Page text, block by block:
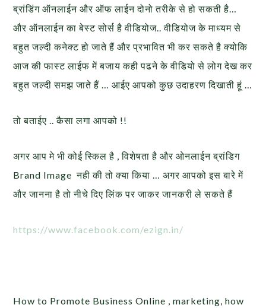
ब्रांडिंग ऑनलाईन और ऑफ लाईन दोनो तरीके से हो सकती है…
और ऑनलाईन का बेस्ट सोर्स है वीडियोज.. वीडियोज के माध्यम से
बहुत जल्दी कनेक्ट हो जाते हैं और प्रभावित भी कर सकते है क्योकि
आज की फास्ट लाईफ में बजाय कही पढने के वीडियो से लोग देख कर
बहुत जल्दी समझ जाते हैं … आईए आपको कुछ उदाहरण दिखाती हूं …
तो बताईए .. कैसा लगा आपको !!
अगर आप मे भी कोई स्किल है , विशेषता है और ओनलाईन ब्रांडिग
Brand Image नही की तो क्या किया … अगर आपको इस बारे में
और जानना है तो नीचे दिए लिंक पर जाकर जानकरी ले सकते हैं
https://www.facebook.com/ezign.in/
How to Promote Business Online , marketing, how